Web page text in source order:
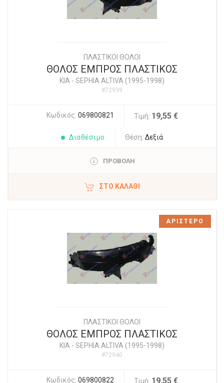
ΠΛΑΣΤΙΚΟΙ ΘΟΛΟΙ
ΘΟΛΟΣ ΕΜΠΡΟΣ ΠΛΑΣΤΙΚΟΣ
KIA - SEPHIA ALTIVA (1995-1998)
#72939
Κωδικός: 069800821 Τιμή: 19,55 €
Διαθέσιμο Θέση: Δεξιά
ΠΡΟΒΟΛΗ
ΣΤΟ ΚΑΛΆΘΙ
ΠΛΑΣΤΙΚΟΙ ΘΟΛΟΙ
ΘΟΛΟΣ ΕΜΠΡΟΣ ΠΛΑΣΤΙΚΟΣ
KIA - SEPHIA ALTIVA (1995-1998)
#72940
Κωδικός: 069800822 Τιμή: 19,55 €
ΑΡΙΣΤΕΡΟ